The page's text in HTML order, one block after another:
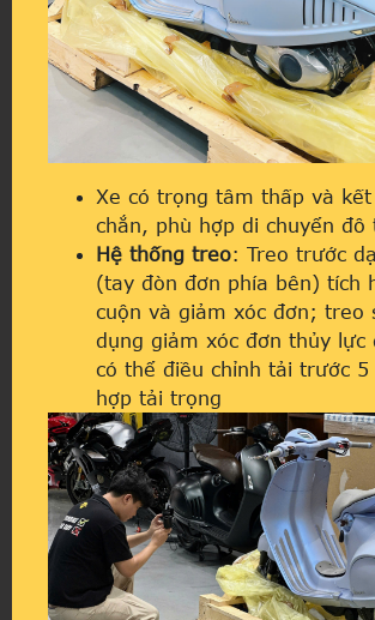
Xe có trọng tâm thấp và kết
chắn, phù hợp di chuyển đô
Hệ thống treo: Treo trước
(tay đòn đơn phía bên) tích
cuộn và giảm xóc đơn; treo
dụng giảm xóc đơn thủy lực
có thể điều chỉnh tải trước 5
hợp tải trọng